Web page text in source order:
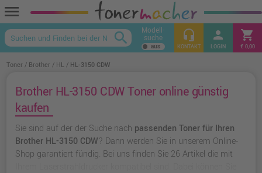
menu
keyboard_arrow_up
search Modell-
suche headset_mic
KONTAKT
person
LOGIN
shopping_cart
€ 0,00
Toner Brother HL HL-3150 CDW
Brother HL-3150 CDW Toner online günstig
kaufen
Sie sind auf der der Suche nach passenden Toner für Ihren
Brother HL-3150 CDW? Dann werden Sie in unserem Online-
Shop garantiert fündig. Bei uns finden Sie 26 Artikel die mit